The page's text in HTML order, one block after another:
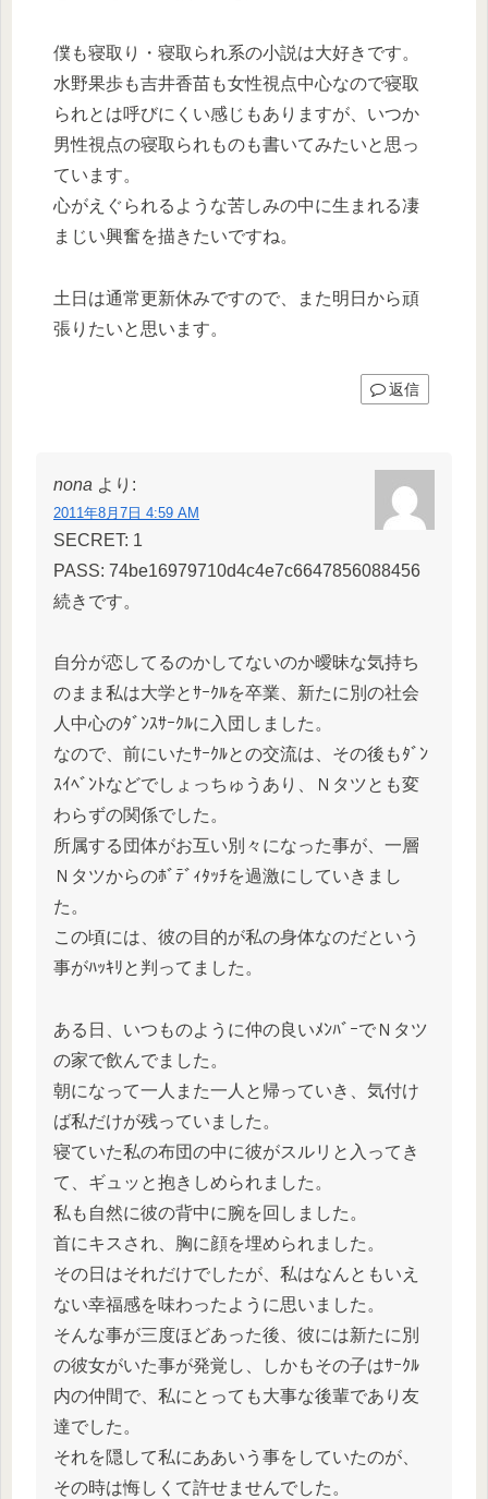
僕も寝取り・寝取られ系の小説は大好きです。
水野果歩も吉井香苗も女性視点中心なので寝取
られとは呼びにくい感じもありますが、いつか
男性視点の寝取られものも書いてみたいと思っ
ています。
心がえぐられるような苦しみの中に生まれる凄
まじい興奮を描きたいですね。
土日は通常更新休みですので、また明日から頑
張りたいと思います。
返信
nona より:
2011年8月7日 4:59 AM
SECRET: 1
PASS: 74be16979710d4c4e7c6647856088456
続きです。
自分が恋してるのかしてないのか曖昧な気持ち
のまま私は大学とｻｰｸﾙを卒業、新たに別の社会
人中心のﾀﾞﾝｽｻｰｸﾙに入団しました。
なので、前にいたｻｰｸﾙとの交流は、その後もﾀﾞﾝ
ｽｲﾍﾞﾝﾄなどでしょっちゅうあり、Ｎタツとも変
わらずの関係でした。
所属する団体がお互い別々になった事が、一層
Ｎタツからのﾎﾞﾃﾞｨﾀｯﾁを過激にしていきまし
た。
この頃には、彼の目的が私の身体なのだという
事がﾊｯｷﾘと判ってました。
ある日、いつものように仲の良いﾒﾝﾊﾞｰでＮタツ
の家で飲んでました。
朝になって一人また一人と帰っていき、気付け
ば私だけが残っていました。
寝ていた私の布団の中に彼がスルリと入ってき
て、ギュッと抱きしめられました。
私も自然に彼の背中に腕を回しました。
首にキスされ、胸に顔を埋められました。
その日はそれだけでしたが、私はなんともいえ
ない幸福感を味わったように思いました。
そんな事が三度ほどあった後、彼には新たに別
の彼女がいた事が発覚し、しかもその子はｻｰｸﾙ
内の仲間で、私にとっても大事な後輩であり友
達でした。
それを隠して私にああいう事をしていたのが、
その時は悔しくて許せませんでした。